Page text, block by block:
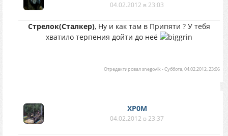
04.02.2012 в 23:03
Стрелок(Сталкер), Ну и как там в Припяти ? У тебя
хватило терпения дойти до неё
Отредактировалsnegovik-Суббота, 04.02.2012, 23:06
XP0M
04.02.2012 в 23:37